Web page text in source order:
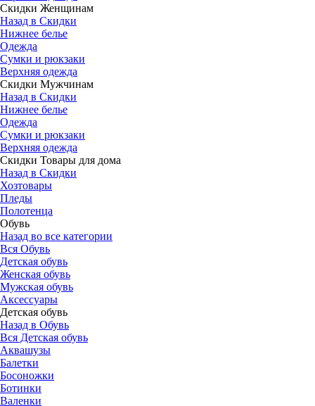
Скидки Женщинам
Назад в Скидки
Нижнее белье
Одежда
Сумки и рюкзаки
Верхняя одежда
Скидки Мужчинам
Назад в Скидки
Нижнее белье
Одежда
Сумки и рюкзаки
Верхняя одежда
Скидки Товары для дома
Назад в Скидки
Хозтовары
Пледы
Полотенца
Обувь
Назад во все категории
Вся Обувь
Детская обувь
Женская обувь
Мужская обувь
Аксессуары
Детская обувь
Назад в Обувь
Вся Детская обувь
Аквашузы
Балетки
Босоножки
Ботинки
Валенки